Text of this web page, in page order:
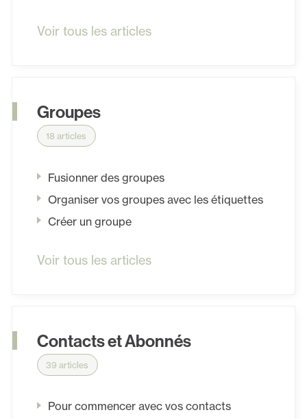
Voir tous les articles
Groupes
18 articles
Fusionner des groupes
Organiser vos groupes avec les étiquettes
Créer un groupe
Voir tous les articles
Contacts et Abonnés
39 articles
Pour commencer avec vos contacts